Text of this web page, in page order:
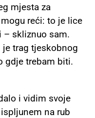
mjesta za
reći: to je lice
– skliznuo sam.
trag tjeskobnog
gdje trebam biti.
i vidim svoje
na rub